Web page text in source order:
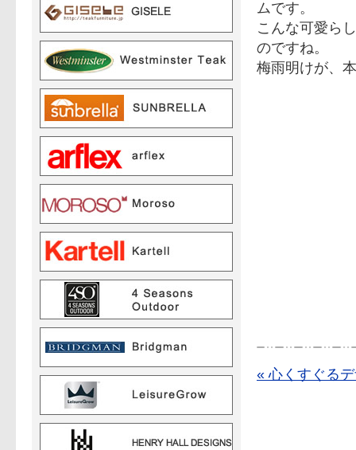
ムです。
こんな可愛ら
のですね。
梅雨明けが、
« 心くすぐる